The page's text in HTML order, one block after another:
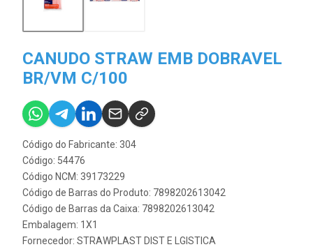
CANUDO STRAW EMB DOBRAVEL
BR/VM C/100
Código do Fabricante: 304
Código: 54476
Código NCM: 39173229
Código de Barras do Produto: 7898202613042
Código de Barras da Caixa: 7898202613042
Embalagem: 1X1
Fornecedor: STRAWPLAST DIST E LGISTICA